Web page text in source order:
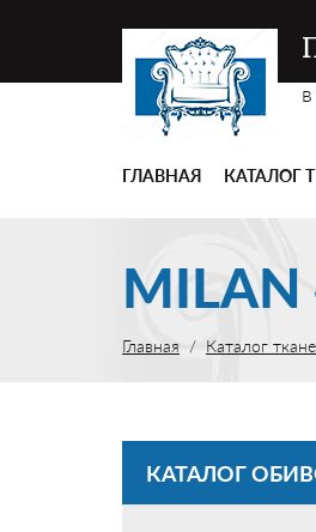
ГЛАВНАЯ КАТАЛОГ
MILAN
Главная Каталог
КАТАЛОГ